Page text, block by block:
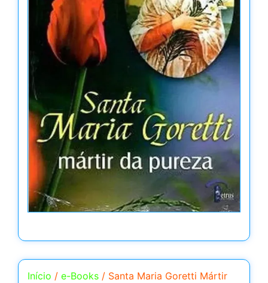
Início / e-Books / Santa Maria Goretti Mártir